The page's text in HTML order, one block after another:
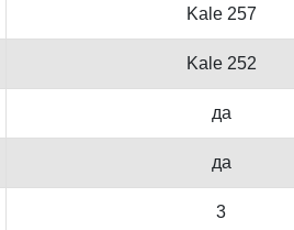
Kale 257
Kale 252
да
да
3